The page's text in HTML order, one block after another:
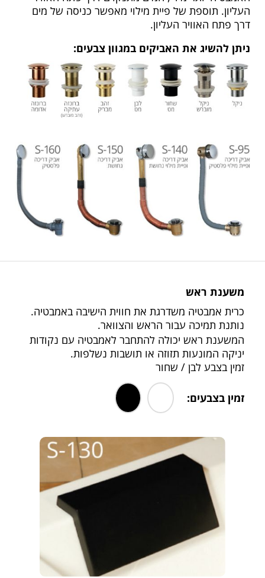
העליון. תוספת של פיית מילוי מאפשר כניסה של מים
דרך פתח האוויר העליון.
ניתן להשיג את האביקים במגוון צבעים:
משענת ראש
כרית אמבטיה משדרגת את חווית הישיבה באמבטיה.
נותנת תמיכה עבור הראש והצוואר.
המשענת ראש יכולה להתחבר לאמבטיה עם נקודות
יניקה המונעות תזוזה או תושבות נשלפות.
זמין בצבע לבן / שחור
זמין בצבעים: